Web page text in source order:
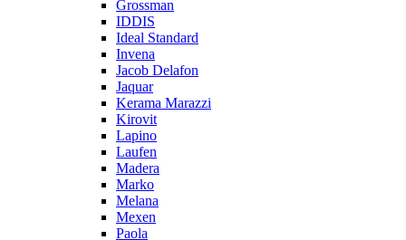
Grossman
IDDIS
Ideal Standard
Invena
Jacob Delafon
Jaquar
Kerama Marazzi
Kirovit
Lapino
Laufen
Madera
Marko
Melana
Mexen
Paola